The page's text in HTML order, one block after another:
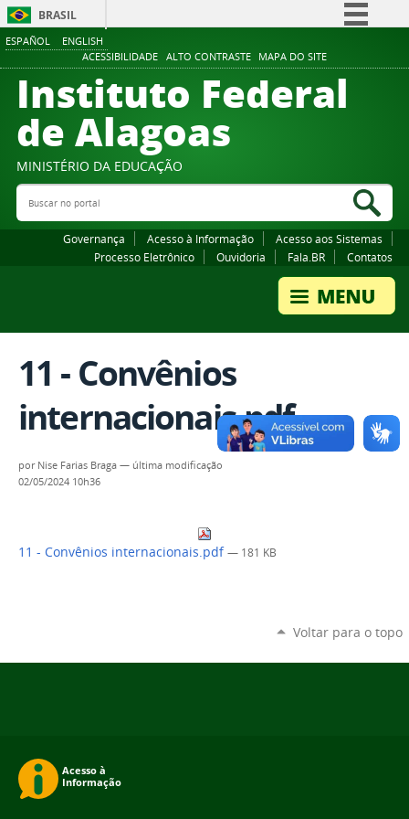
ESPAÑOL ENGLISH
ACESSIBILIDADE ALTO CONTRASTE MAPA DO SITE
BRASIL
Comunica BR
Participe
Canais
Instituto Federal
de Alagoas
MINISTÉRIO DA EDUCAÇÃO
Buscar no portal
Governança Acesso à Informação
Acesso aos Sistemas
Processo Eletrônico
Ouvidoria Fala.BR Contatos
11 - Convênios
internacionais.pdf
por Nise Farias Braga — última modificação
02/05/2024 10h36
11 - Convênios internacionais.pdf — 181 KB
Voltar para o topo